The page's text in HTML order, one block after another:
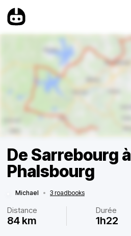
De Sarrebourg à
Phalsbourg
Michael • 3 roadbooks
Distance
84 km
Durée
1h22